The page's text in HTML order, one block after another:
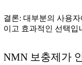
결론: 대부분의 사용자
이고 효과적인 선택입
NMN 보충제가